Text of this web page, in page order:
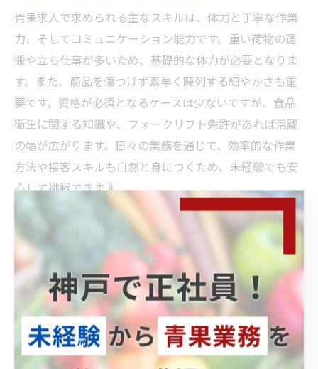
青果求人で求められる主なスキルは、体力と丁寧な作業
力、そしてコミュニケーション能力です。重い荷物の運
搬や立ち仕事が多いため、基礎的な体力が必要となりま
す。また、商品を傷つけず素早く陳列する細やかさも重
要です。資格が必須となるケースは少ないですが、食品
衛生に関する知識や、フォークリフト免許があれば活躍
の幅が広がります。日々の業務を通じて、効率的な作業
方法や接客スキルも自然と身につくため、未経験でも安
心して挑戦できます。
青果求人と他部門の違いを理解しよう
青果求人と他部門の大きな違いは、鮮度管理の徹底と重
い商品の取り扱いが中心である点です。生鮮食品を扱う
ため、細かな品質チェックや迅速な品出しが求められま
す。他部門よりも季節や天候の影響を受けやすく、日々
の変化に柔軟に対応する必要があります。さらに、青果
部門は売場づくりの工夫や旬の知識が売上に直結するた